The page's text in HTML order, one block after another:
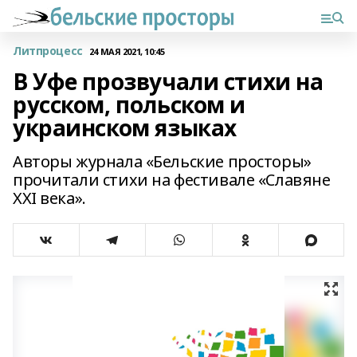
Литпроцесс 24 МАЯ 2021, 10:45
В Уфе прозвучали стихи на
русском, польском и
украинском языках
Авторы журнала «Бельские просторы»
прочитали стихи на фестивале «Славяне
XXI века».